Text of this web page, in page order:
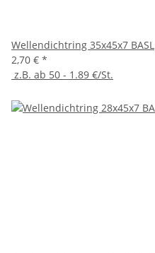
Wellendichtring 35x45x7 BASL
2,70 € *
z.B. ab 50 - 1.89 €/St.